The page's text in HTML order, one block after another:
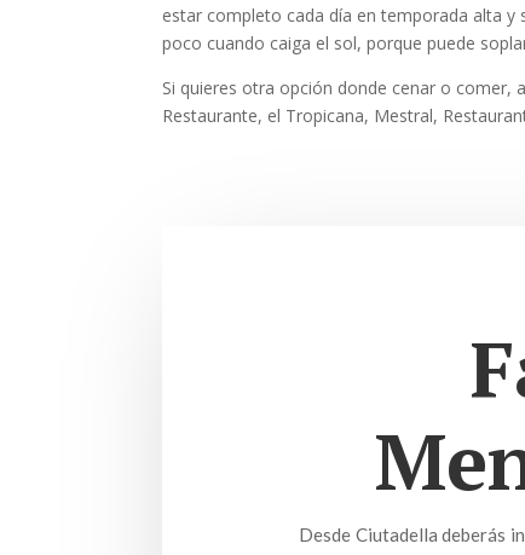
estar completo cada día en temporada alta
poco cuando caiga el sol, porque puede
Si quieres otra opción donde cenar o comer,
Restaurante, el Tropicana, Mestral,
Desde Ciutadella deberás